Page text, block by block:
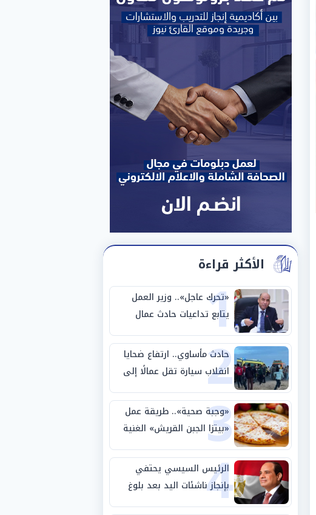
الأكثر قراءة
1
«تحرك عاجل».. وزير العمل
يتابع تداعيات حادث عمال
طريق بني سويف الصحراوي
2
حادث مأساوي.. ارتفاع ضحايا
انقلاب سيارة تقل عمالًا إلى
14 شخصًا
3
«وجبة صحية».. طريقة عمل
«بيتزا الجبن القريش» الغنية
بالبروتين
4
الرئيس السيسي يحتفي
بإنجاز ناشئات اليد بعد بلوغ
نصف نهائي كأس العالم